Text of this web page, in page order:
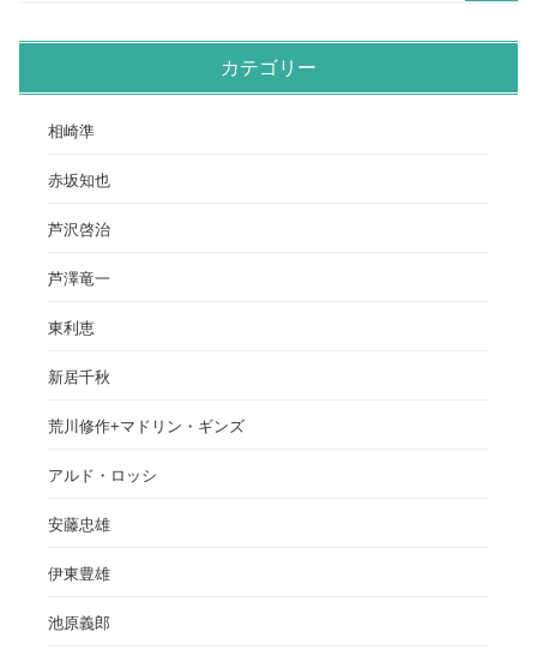
カテゴリー
相崎準
赤坂知也
芦沢啓治
芦澤竜一
東利恵
新居千秋
荒川修作+マドリン・ギンズ
アルド・ロッシ
安藤忠雄
伊東豊雄
池原義郎